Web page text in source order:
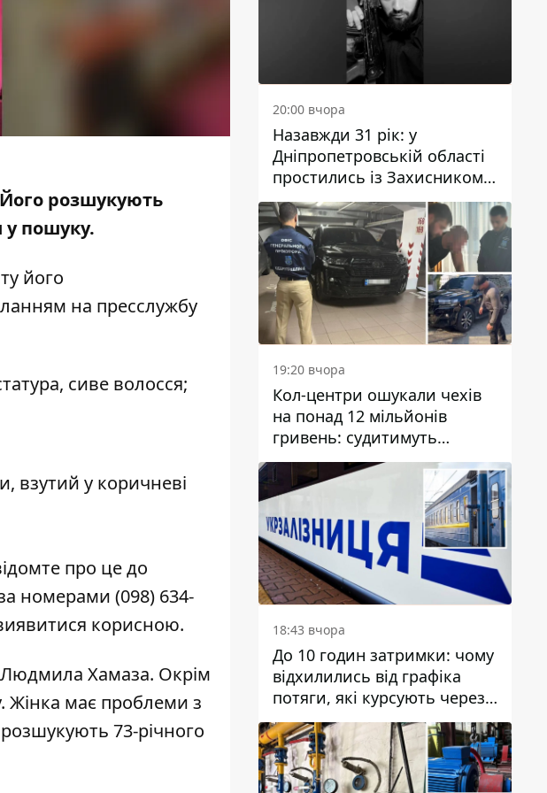
Його розшукують
у пошуку.
його
на пресслужбу
сиве волосся;
взутий у коричневі
про це до
за номерами (098) 634-
корисною.
Людмила Хамаза. Окрім
. Жінка має проблеми з
розшукують 73-річного
20:00 вчора
Назавжди 31 рік: у
Дніпропетровській області
простились із Захисником
Олександром Рєпіним
19:20 вчора
Кол-центри ошукали чехів
на понад 12 мільйонів
гривень: судитимуть
дніпрянина, який
організував
транснаціональну злочинну
організацію
18:43 вчора
До 10 годин затримки: чому
відхилились від графіка
потяги, які курсують через
Дніпро та область